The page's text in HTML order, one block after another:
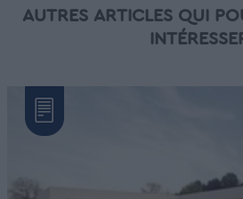
AUTRES ARTICLES QUI